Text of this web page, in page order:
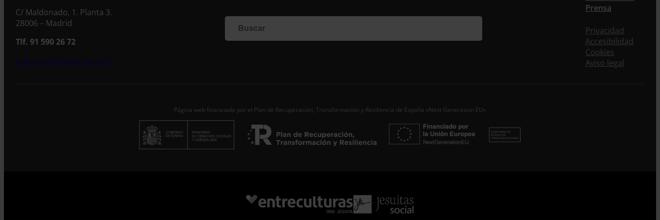
Si quieres recibir nuestra newsletter mensual y los
información, no dejes de completar este formulario.
Al instante, te daremos de alta en nuestra base de
datos y podrás estar al tanto de todas las novedades.
Correo electrónico *
C/ Maldonado, 1. Planta 3.
28006 – Madrid
Tlf. 91 590 26 72
noticias@entreculturas.org
Prensa
Privacidad
Accesibilidad
Cookies
Aviso legal
Página web financiada por el Plan de Recuperación, Transformación y Resiliencia de España «Next Generation EU»